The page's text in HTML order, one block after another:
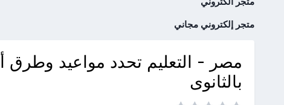
متجر إلكتروني مجاني
مصر - التعليم تحدد مواعيد وطرق
بالثانوى